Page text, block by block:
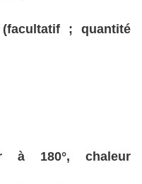
; quantité
à 180°, chaleur